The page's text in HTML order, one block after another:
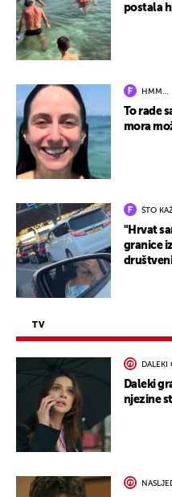
postala
HMM…
To rade
mora
ŠTO
"Hrvat
granice
TV
DALEKI
Daleki
njezine